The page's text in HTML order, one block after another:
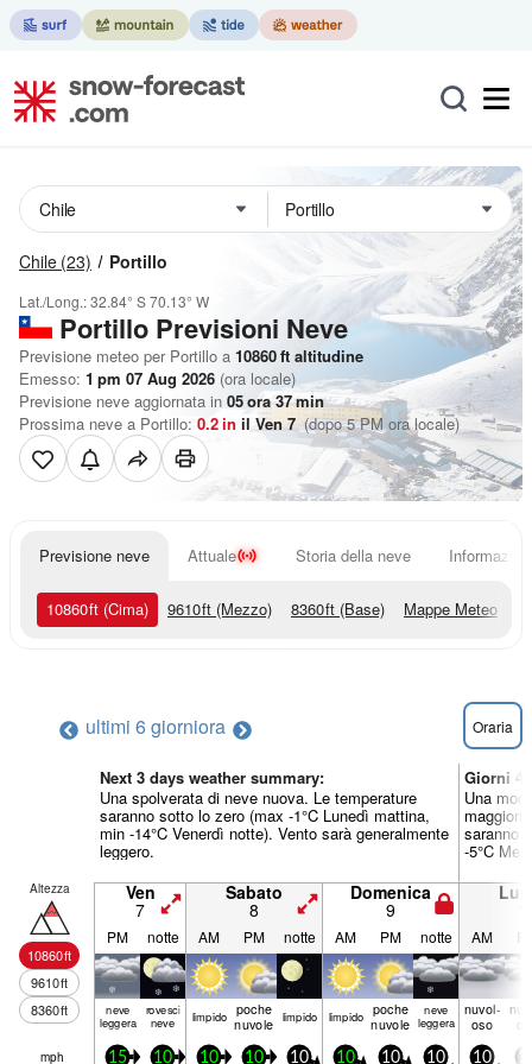
Chile (23) Portillo
Lat./Long.:32.84° S70.13° W
Portillo Previsioni Neve
Previsione meteo per Portillo a 10860ft altitudine
Emesso: 1 pm 07 Aug 2026 (ora locale)
Previsione neve aggiornata in 05ora37min
Prossima neve a Portillo: 0.2in il Ven 7(dopo 5 PM ora locale)
Previsione neve Attuale Storia della neve
10860ft (Cima) 9610ft (Mezzo) 8360ft (Base) Mappe Meteo
ultimi 6 giorniora Oraria
Next 3 days weather summary:
Una spolverata di neve nuova. Le temperature
saranno sotto lo zero (max -1°C Lunedì mattina,
min -14°C Venerdì notte). Vento sarà generalmente
leggero.
Giorni
Una
saranno
-5°C
Altezza
10860ft
9610ft
8360ft
Ven
7
Sabato
8
Domenica
9
PM notte AM PM notte AM PM notte AM
neve
leggera
rovesci
neve limp­ido poche
nuvole limp­ido limp­ido poche
nuvole
neve
leggera
nuvol-
oso
mph 15 10 10 10 10 10 10 10 10